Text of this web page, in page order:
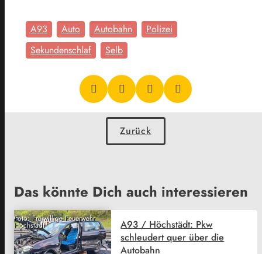
A93 Auto Autobahn
Polizei
Sekundenschlaf
Selb
Zurück
Das könnte Dich auch interessieren
Foto: Freiwillige Feuerwehr
Höchstädt
A93 / Höchstädt: Pkw
schleudert quer über die
Autobahn